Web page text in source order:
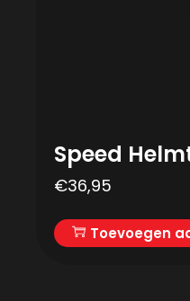
Speed
€36,95
Toevoegen